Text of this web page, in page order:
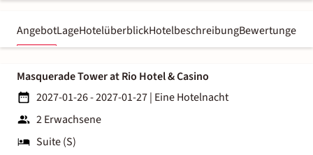
AngebotLageHotelüberblickHotelbeschreibungBewertungen
Masquerade Tower at Rio Hotel & Casino
2027-01-26 - 2027-01-27| Eine Hotelnacht
2 Erwachsene
Suite (S)